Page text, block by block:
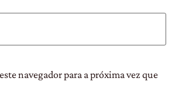
navegador para a próxima vez que